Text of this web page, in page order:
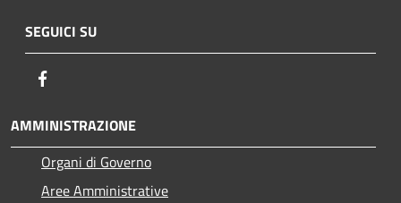
SEGUICI SU
AMMINISTRAZIONE
Organi di Governo
Aree Amministrative